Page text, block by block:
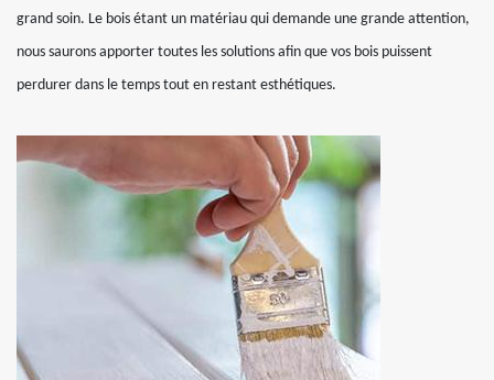
grand soin. Le bois étant un matériau qui demande une grande attention,
nous saurons apporter toutes les solutions afin que vos bois puissent
perdurer dans le temps tout en restant esthétiques.